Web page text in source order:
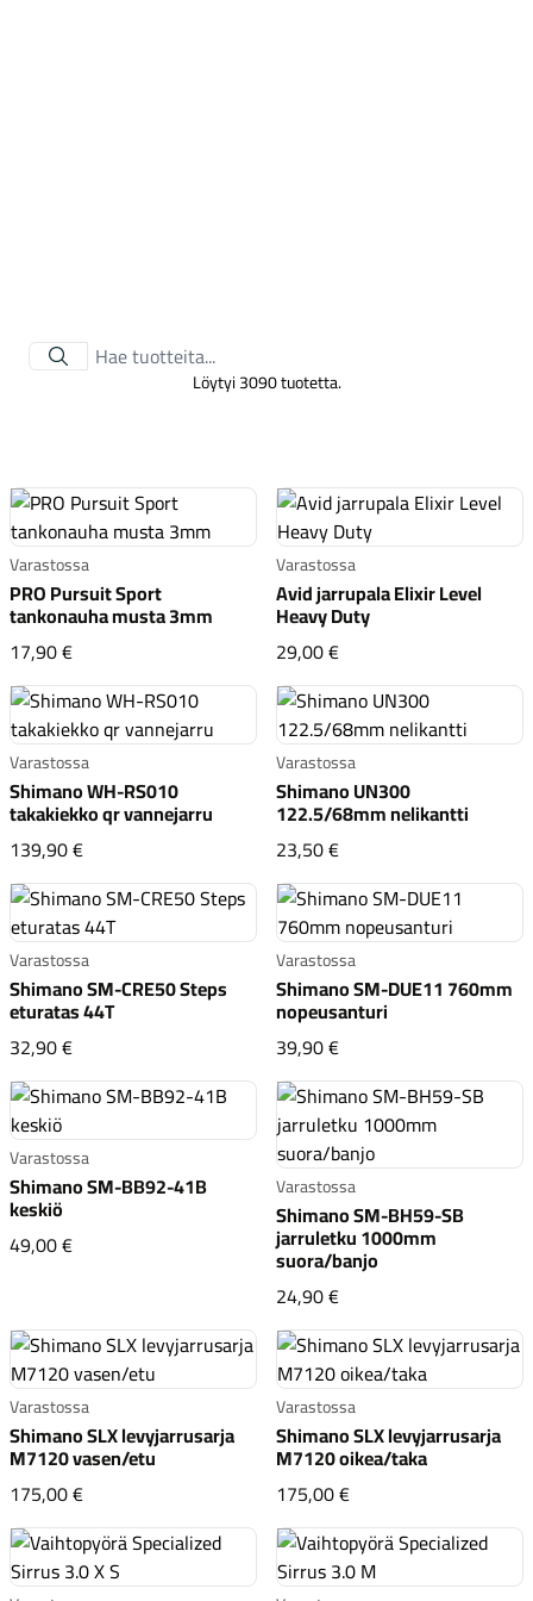
Komponentit
Katso koko valikoima
Löytyi 3090 tuotetta.
Varastossa
PRO Pursuit Sport
tankonauha musta 3mm
17,90 €PRO Pursuit Sport tankonauha musta 3mm
Varastossa
Avid jarrupala Elixir Level
Heavy Duty
29,00 €Avid jarrupala Elixir
Varastossa
Shimano WH-RS010
takakiekko qr vannejarru
139,90 €Shimano WH-RS010 takakiekko qr vannejarru
Varastossa
Shimano UN300
122.5/68mm nelikantti
23,50 €Shimano UN300
Varastossa
Shimano SM-CRE50 Steps
eturatas 44T
32,90 €Shimano SM-CRE50 Steps eturatas 44T
Varastossa
Shimano SM-DUE11 760mm
nopeusanturi
39,90 €Shimano SM-DUE11
Varastossa
Shimano SM-BB92-41B
keskiö
49,00 €Shimano SM-BB92-41B keskiö
Varastossa
Shimano SM-BH59-SB
jarruletku 1000mm
suora/banjo
24,90 €Shimano SM-BH59-
Varastossa
Shimano SLX levyjarrusarja
M7120 vasen/etu
175,00 €Shimano SLX levyjarrusarja M7120 vasen/etu
Varastossa
Shimano SLX levyjarrusarja
M7120 oikea/taka
175,00 €Shimano SLX